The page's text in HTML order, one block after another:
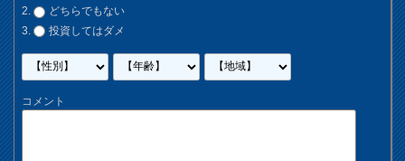
どちらでもない
投資してはダメ
コメント